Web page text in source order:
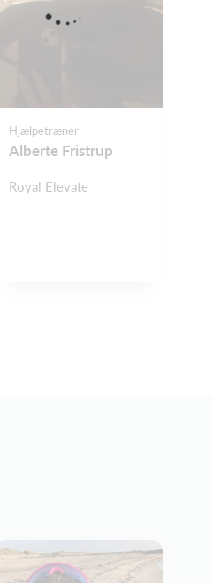
Hjælpetræner
Alberte Fristrup
Royal Elevate